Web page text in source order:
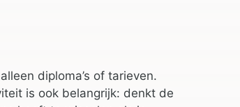
diploma’s of tarieven.
is ook belangrijk: denkt de